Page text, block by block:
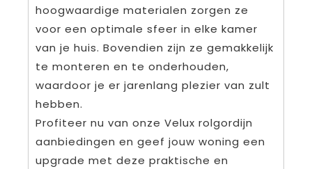
hoogwaardige materialen zorgen ze
voor een optimale sfeer in elke kamer
van je huis. Bovendien zijn ze gemakkelijk
te monteren en te onderhouden,
waardoor je er jarenlang plezier van zult
hebben.
Profiteer nu van onze Velux rolgordijn
aanbiedingen en geef jouw woning een
upgrade met deze praktische en